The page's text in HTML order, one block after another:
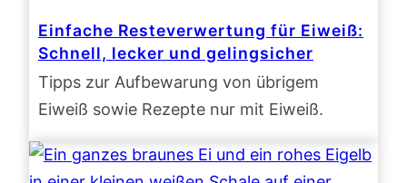
Einfache Resteverwertung für Eiweiß:
Schnell, lecker und gelingsicher
Tipps zur Aufbewarung von übrigem
Eiweiß sowie Rezepte nur mit Eiweiß.